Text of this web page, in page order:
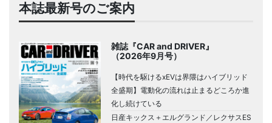
本誌最新号のご案内
雑誌『CAR and DRIVER』
（2026年9月号）
【時代を駆けるxEVは界隈はハイブリッド
全盛期】電動化の流れは止まるどころか進
化し続けている
日産キックス＋エルグランド／レクサスES